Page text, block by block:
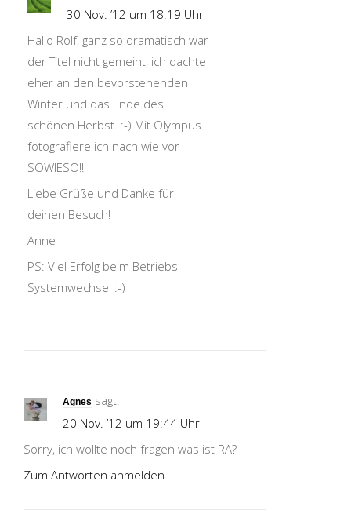
30 Nov. ’12 um 18:19 Uhr
Hallo Rolf, ganz so dramatisch war
der Titel nicht gemeint, ich dachte
eher an den bevorstehenden
Winter und das Ende des
schönen Herbst. :-) Mit Olympus
fotografiere ich nach wie vor –
SOWIESO!!
Liebe Grüße und Danke für
deinen Besuch!
Anne
PS: Viel Erfolg beim Betriebs-
Systemwechsel :-)
Agnes sagt:
20 Nov. ’12 um 19:44 Uhr
Sorry, ich wollte noch fragen was ist RA?
Zum Antworten anmelden